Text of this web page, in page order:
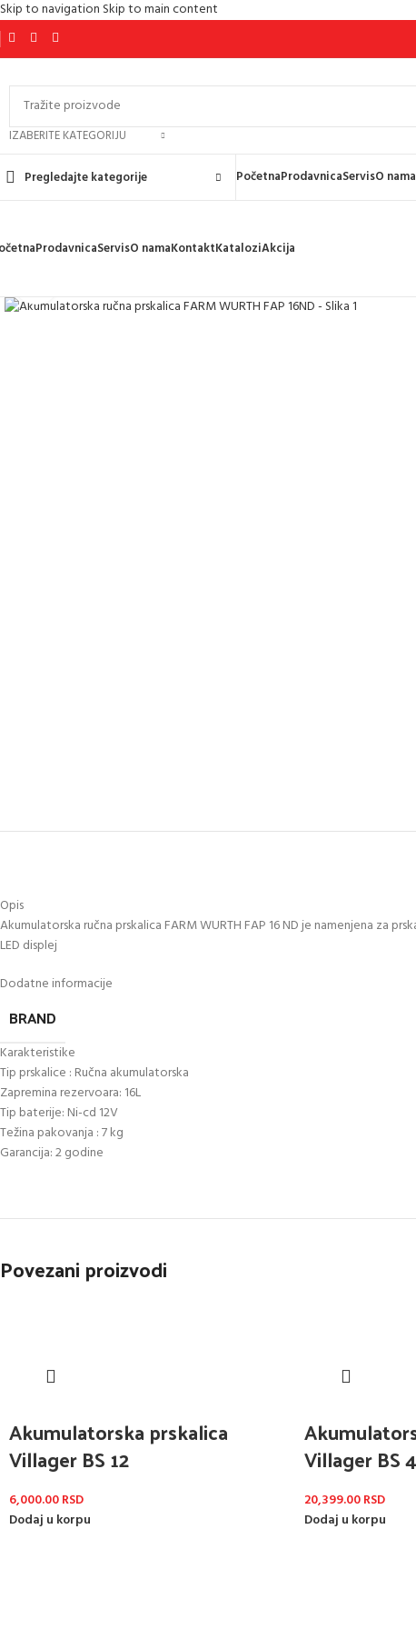
Skip to navigation Skip to main content
IZABERITE KATEGORIJU
Pregledajte kategorije PočetnaProdavnicaServisO nama
ProdavnicaServisO namaKontaktKataloziAkcija
Opis
Akumulatorska ručna prskalica FARM WURTH FAP 16 ND je namenjena za
LED displej
Dodatne informacije
BRAND
Karakteristike
Tip prskalice : Ručna akumulatorska
Zapremina rezervoara: 16L
Tip baterije: Ni-cd 12V
Težina pakovanja : 7 kg
Garancija: 2 godine
Povezani proizvodi
Akumulatorska prskalica
Villager BS 12
6,000.00RSD
Dodaj u korpu
Villager BS
20,399.00RSD
Dodaj u korpu